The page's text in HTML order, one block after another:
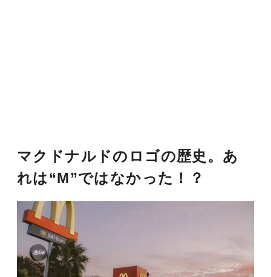
マクドナルドのロゴの歴史。あ
れは“M”ではなかった！？